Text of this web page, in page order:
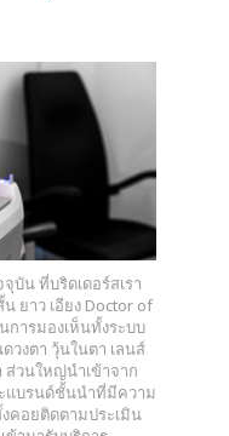
บัน ที่บริดเดอร์สเรา
ยาว เอียง Doctor of
การมองเห็นทั้งระบบ
วงตา วุ้นในตา เลนส์
ส่วนใหญ่นำเข้าจาก
ะแบรนด์ชั้นนำที่มีความ
คอยติดตามประเมิน